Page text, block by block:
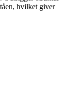
hvilket giver